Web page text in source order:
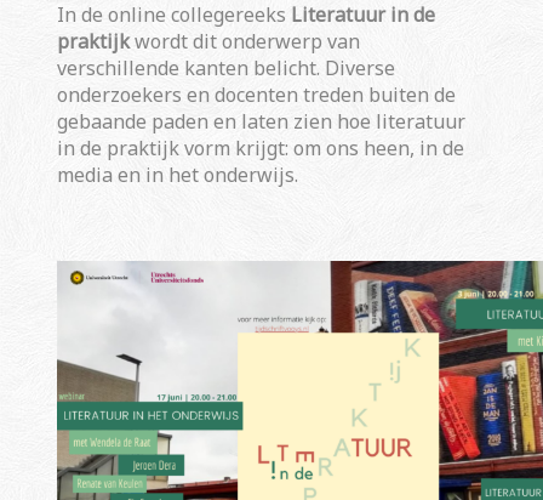
In de online collegereeks Literatuur in de
praktijkwordt dit onderwerp van
verschillende kanten belicht. Diverse
onderzoekers en docenten treden buiten de
gebaande paden en laten zien hoe literatuur
in de praktijk vorm krijgt: om ons heen, in de
media en in het onderwijs.